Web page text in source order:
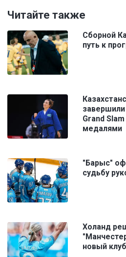
Читайте также
Сборной
путь к
Grand
медалями
"Барыс"
судьбу
Холанд
новый клуб